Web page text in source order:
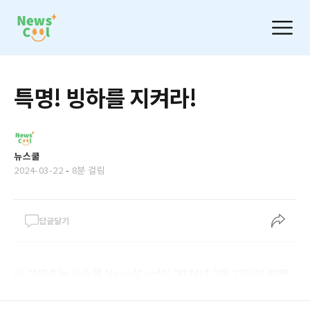
특명! 빙하를 지켜라!
뉴스쿨
2024-03-22 - 8분 걸림
답글달기